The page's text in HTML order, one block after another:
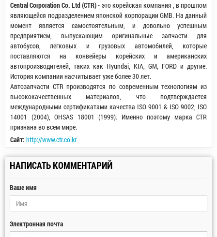
Central Corporation Co. Ltd (CTR)- это корейская компания , в прошлом
являющейся подразделением японской корпорации GMB. На данный
момент является самостоятельным, и довольно успешным
предприятием, выпускающим оригинальные запчасти для
автобусов, легковых и грузовых автомобилей, которые
поставляются на конвейеры корейских и американских
автопроизводителей, таких как Hyundai, KIA, GM, FORD и другие.
История компании насчитывает уже более 30 лет.
Автозапчасти CTR производятся по современным технологиям из
высококачественных материалов, что подтверждается
международными сертификатами качества ISO 9001 & ISO 9002, ISO
14001 (2004), OHSAS 18001 (1999). Именно поэтому марка CTR
признана во всем мире.
Сайт: http://www.ctr.co.kr
НАПИСАТЬ КОММЕНТАРИЙ
Ваше имя
Электронная почта